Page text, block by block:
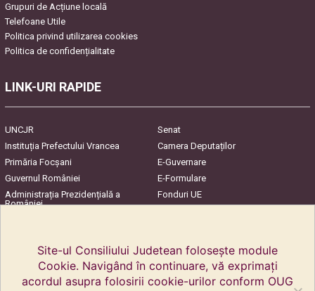
Grupuri de Acțiune locală
Telefoane Utile
Politica privind utilizarea cookies
Politica de confidențialitate
LINK-URI RAPIDE
UNCJR
Senat
Instituția Prefectului Vrancea
Camera Deputaților
Primăria Focşani
E-Guvernare
Guvernul României
E-Formulare
Administrația Prezidențială a
României
Fonduri UE
Site-ul Consiliului Judetean folosește module
Cookie. Navigând în continuare, vă exprimați
acordul asupra folosirii cookie-urilor conform OUG